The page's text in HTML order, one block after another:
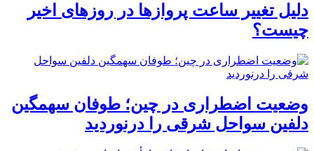
دلیل تغییر ساعت پروازها در روزهای اخیر
چیست؟
وضعیت اضطراری در چین؛ طوفان سهمگین
دلفین سواحل شرقی را درنوردید